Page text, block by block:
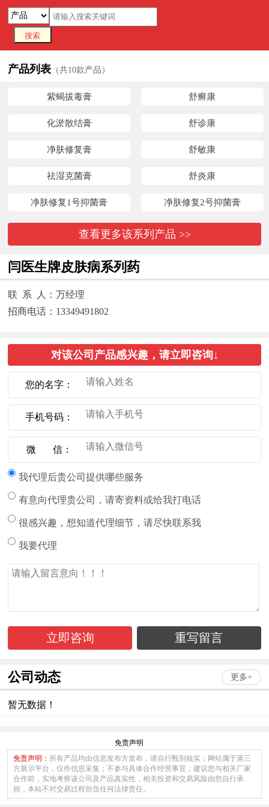
公司首页
产品列表 （共10款产品）
紫蝎拔毒膏 舒癣康
化淤散结膏 舒诊康
净肤修复膏 舒敏康
祛湿克菌膏 舒炎康
净肤修复1号抑菌膏 净肤修复2号抑菌膏
查看更多该系列产品 >>
闫医生牌皮肤病系列药
联 系 人：万经理
招商电话：13349491802
对该公司产品感兴趣，请立即咨询↓
您的名字：
手机号码：
微 信：
我代理后贵公司提供哪些服务
有意向代理贵公司，请寄资料或给我打电话
很感兴趣，想知道代理细节，请尽快联系我
我要代理
更多+
公司动态
暂无数据！
免责声明
免责声明： 所有产品均由信息发布方发布，请自行甄别核实；网站属于第三
方展示平台，仅作信息采集；不参与具体合作经营事宜；建议您与相关厂家
合作前，实地考察该公司及产品真实性，相关投资和交易风险由您自行承
担，本站不对交易过程担负任何法律责任。